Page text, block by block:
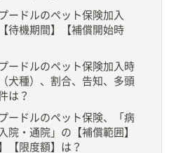
インタビュー】
ビュー Vol.1【成城こばやし動物
先生】
ードルのペット保険加入
待機期間】【補償開始時
ードルのペット保険加入時
犬種）、割合、告知、多頭
は？
ードルのペット保険、「病
院・通院」の【補償範囲】
【限度額】は？